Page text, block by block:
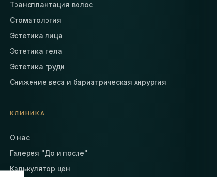
Трансплантация волос
Стоматология
Эстетика лица
Эстетика тела
Эстетика груди
Снижение веса и бариатрическая хирургия
КЛИНИКА
О нас
Галерея "До и после"
Калькулятор цен